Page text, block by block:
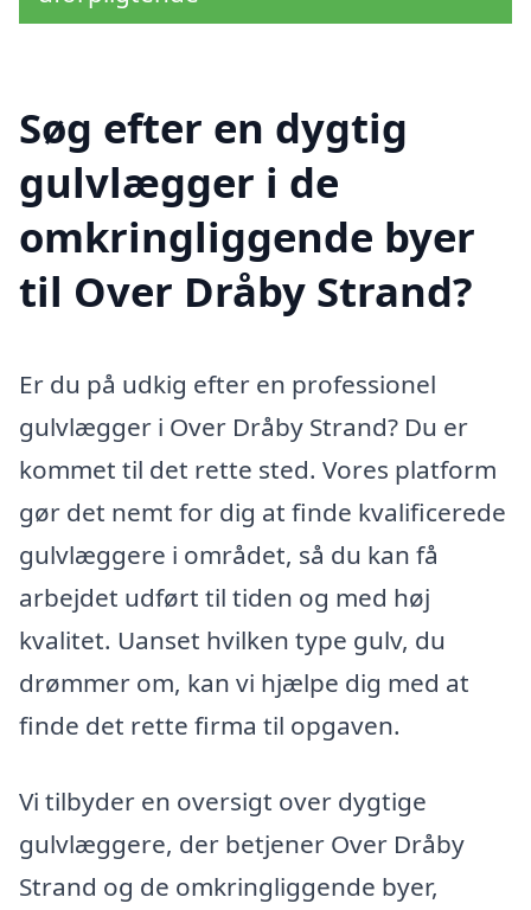
Søg efter en dygtig
gulvlægger i de
omkringliggende byer
til Over Dråby Strand?
Er du på udkig efter en professionel
gulvlægger i Over Dråby Strand? Du er
kommet til det rette sted. Vores platform
gør det nemt for dig at finde kvalificerede
gulvlæggere i området, så du kan få
arbejdet udført til tiden og med høj
kvalitet. Uanset hvilken type gulv, du
drømmer om, kan vi hjælpe dig med at
finde det rette firma til opgaven.
Vi tilbyder en oversigt over dygtige
gulvlæggere, der betjener Over Dråby
Strand og de omkringliggende byer,